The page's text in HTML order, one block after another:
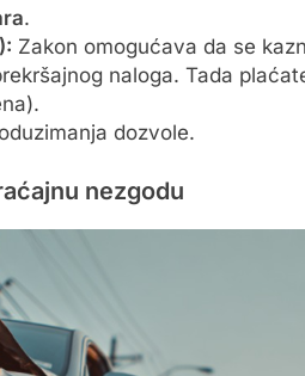
.
Zakon omogućava da se
naloga. Tada
dozvole.
nezgodu